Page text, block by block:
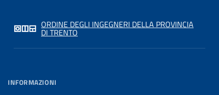
ORDINE DEGLI INGEGNERI DELLA PROVINCIA
DI TRENTO
INFORMAZIONI